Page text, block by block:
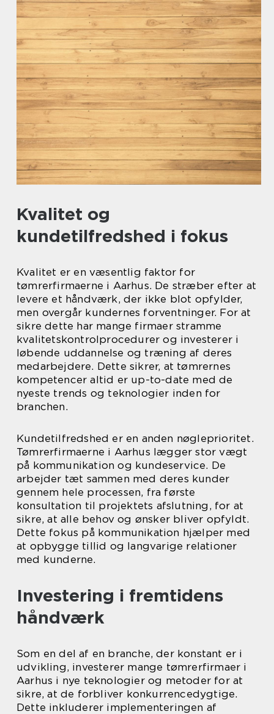
Kvalitet og
kundetilfredshed i fokus
Kvalitet er en væsentlig faktor for
tømrerfirmaerne i Aarhus. De stræber efter at
levere et håndværk, der ikke blot opfylder,
men overgår kundernes forventninger. For at
sikre dette har mange firmaer stramme
kvalitetskontrolprocedurer og investerer i
løbende uddannelse og træning af deres
medarbejdere. Dette sikrer, at tømrernes
kompetencer altid er up-to-date med de
nyeste trends og teknologier inden for
branchen.
Kundetilfredshed er en anden nøgleprioritet.
Tømrerfirmaerne i Aarhus lægger stor vægt
på kommunikation og kundeservice. De
arbejder tæt sammen med deres kunder
gennem hele processen, fra første
konsultation til projektets afslutning, for at
sikre, at alle behov og ønsker bliver opfyldt.
Dette fokus på kommunikation hjælper med
at opbygge tillid og langvarige relationer
med kunderne.
Investering i fremtidens
håndværk
Som en del af en branche, der konstant er i
udvikling, investerer mange tømrerfirmaer i
Aarhus i nye teknologier og metoder for at
sikre, at de forbliver konkurrencedygtige.
Dette inkluderer implementeringen af